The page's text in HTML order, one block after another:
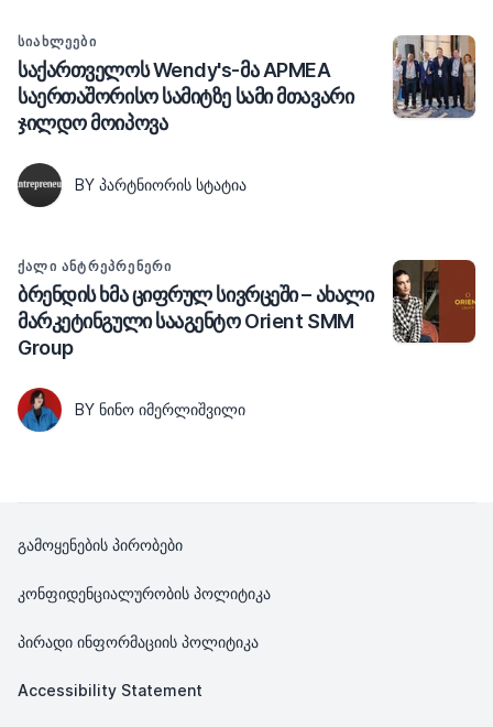
ᲡᲘᲐᲮᲚᲔᲔᲑᲘ
საქართველოს Wendy's-მა APMEA
საერთაშორისო სამიტზე სამი მთავარი
ჯილდო მოიპოვა
BY ᲞᲐᲠᲢᲜᲘᲝᲠᲘᲡ ᲡᲢᲐᲢᲘᲐ
ᲥᲐᲚᲘ ᲐᲜᲢᲠᲔᲞᲠᲔᲜᲔᲠᲘ
ბრენდის ხმა ციფრულ სივრცეში – ახალი
მარკეტინგული სააგენტო Orient SMM
Group
BY ᲜᲘᲜᲝ ᲘᲛᲔᲠᲚᲘᲨᲕᲘᲚᲘ
გამოყენების პირობები
კონფიდენციალურობის პოლიტიკა
პირადი ინფორმაციის პოლიტიკა
Accessibility Statement